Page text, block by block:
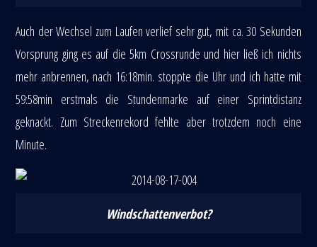
Auch der Wechsel zum Laufen verlief sehr gut, mit ca. 30 Sekunden
Vorsprung ging es auf die 5km Crossrunde und hier ließ ich nichts
mehr anbrennen, nach 16:18min. stoppte die Uhr und ich hatte mit
59:58min erstmals die Stundenmarke auf einer Sprintdistanz
geknackt. Zum Streckenrekord fehlte aber trotzdem noch eine
Minute.
Windschattenverbot?